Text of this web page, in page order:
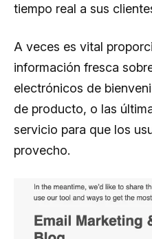
tiempo real a sus
A veces es vital
información fresca
electrónicos de
de producto, o las
servicio para que los
provecho.